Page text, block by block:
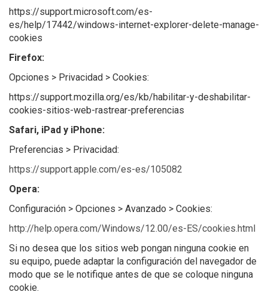
https://support.microsoft.com/es-
es/help/17442/windows-internet-explorer-delete-manage-
cookies
Firefox:
Opciones > Privacidad > Cookies:
https://support.mozilla.org/es/kb/habilitar-y-deshabilitar-
cookies-sitios-web-rastrear-preferencias
Safari, iPad y iPhone:
Preferencias > Privacidad:
https://support.apple.com/es-es/105082
Opera:
Configuración > Opciones > Avanzado > Cookies:
http://help.opera.com/Windows/12.00/es-ES/cookies.html
Si no desea que los sitios web pongan ninguna cookie en
su equipo, puede adaptar la configuración del navegador de
modo que se le notifique antes de que se coloque ninguna
cookie.